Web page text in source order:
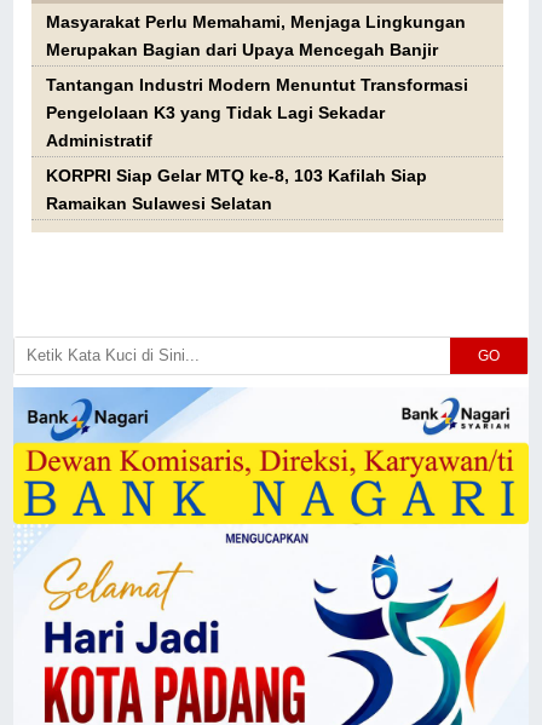
Masyarakat Perlu Memahami, Menjaga Lingkungan
Merupakan Bagian dari Upaya Mencegah Banjir
Tantangan Industri Modern Menuntut Transformasi
Pengelolaan K3 yang Tidak Lagi Sekadar
Administratif
KORPRI Siap Gelar MTQ ke-8, 103 Kafilah Siap
Ramaikan Sulawesi Selatan
GO